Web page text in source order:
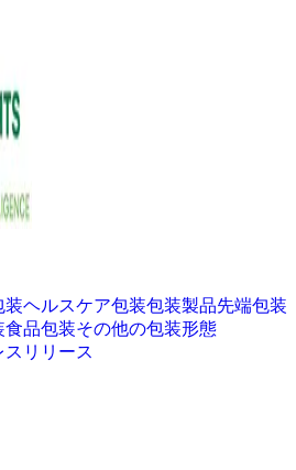
装ヘルスケア包装包装製品先端包装
食品包装その他の包装形態
スリリース